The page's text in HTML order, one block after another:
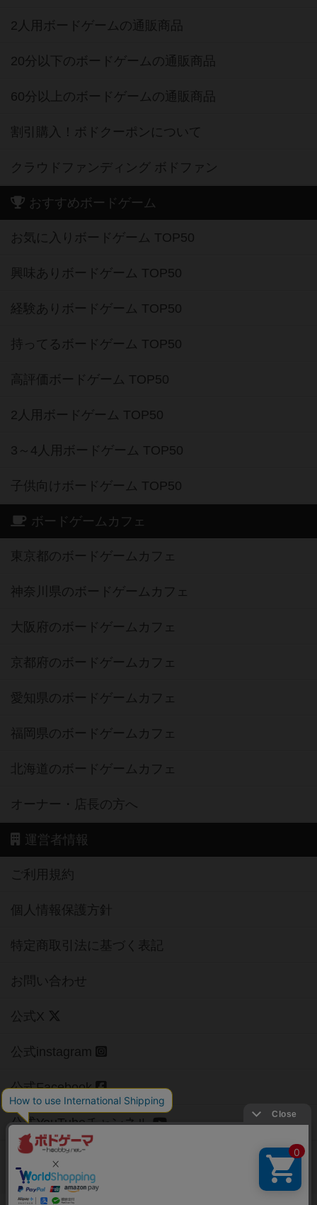
2人用ボードゲームの通販商品
20分以下のボードゲームの通販商品
60分以上のボードゲームの通販商品
割引購入！ボドクーポンについて
クラウドファンディング ボドファン
おすすめボードゲーム
お気に入りボードゲーム TOP50
興味ありボードゲーム TOP50
経験ありボードゲーム TOP50
持ってるボードゲーム TOP50
高評価ボードゲーム TOP50
2人用ボードゲーム TOP50
3～4人用ボードゲーム TOP50
子供向けボードゲーム TOP50
ボードゲームカフェ
東京都のボードゲームカフェ
神奈川県のボードゲームカフェ
大阪府のボードゲームカフェ
京都府のボードゲームカフェ
愛知県のボードゲームカフェ
福岡県のボードゲームカフェ
北海道のボードゲームカフェ
オーナー・店長の方へ
運営者情報
ご利用規約
個人情報保護方針
特定商取引法に基づく表記
お問い合わせ
公式X
公式instagram
公式Facebook
公式YouTubeチャンネル